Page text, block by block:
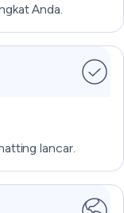
Anda.
lancar.